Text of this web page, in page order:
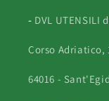
- DVL UTENSILI
Corso Adriatico,
64016 -